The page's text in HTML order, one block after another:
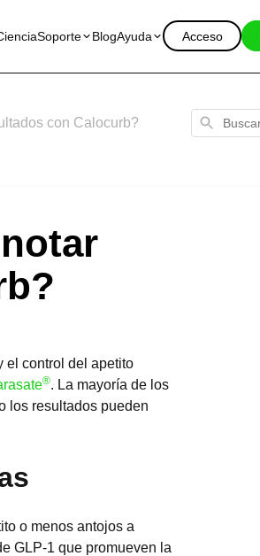
Soporte BlogAyuda Acceso
con Calocurb? Buscar
el control del apetito
®. La mayoría de los
los resultados pueden
o menos antojos a
GLP-1 que promueven la